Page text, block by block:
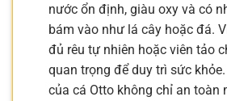
nước ổn định, giàu oxy và có
bám vào như lá cây hoặc đá.
đủ rêu tự nhiên hoặc viên tảo
quan trọng để duy trì sức
của cá Otto không chỉ an toàn